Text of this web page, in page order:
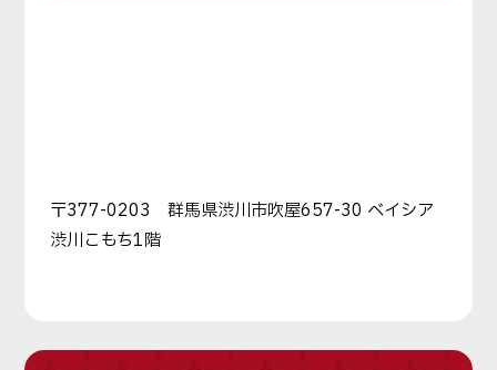
〒377-0203 群馬県渋川市吹屋657-30 ベイシア
渋川こもち1階